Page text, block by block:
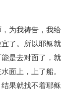
为我祷告，我给
了。所以耶稣就
是去对面了，就
面上，上了船。
果就找不着耶稣